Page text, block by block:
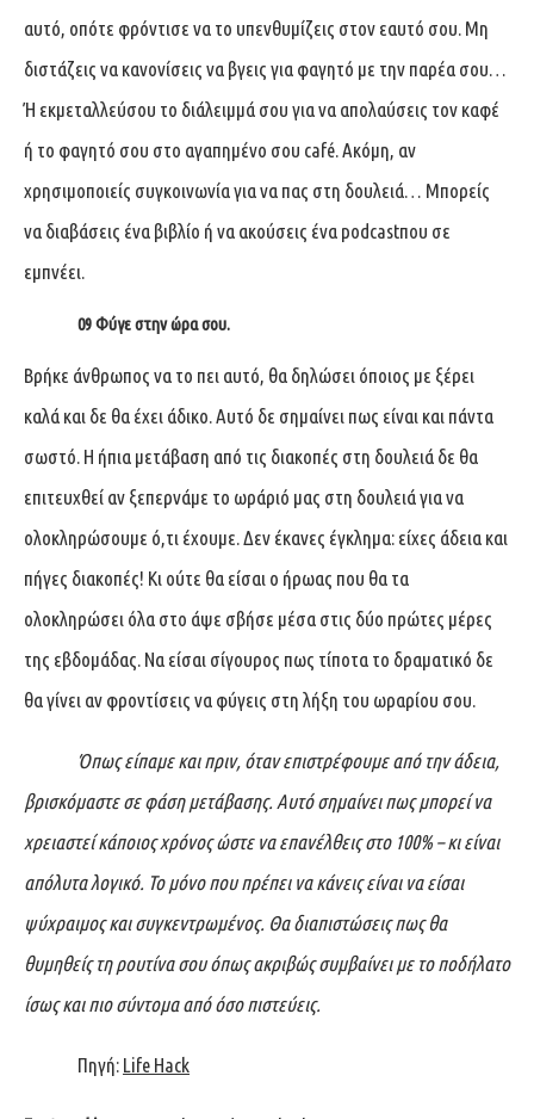
αυτό, οπότε φρόντισε να το υπενθυμίζεις στον εαυτό σου. Μη
διστάζεις να κανονίσεις να βγεις για φαγητό με την παρέα σου…
Ή εκμεταλλεύσου το διάλειμμά σου για να απολαύσεις τον καφέ
ή το φαγητό σου στο αγαπημένο σου café. Ακόμη, αν
χρησιμοποιείς συγκοινωνία για να πας στη δουλειά… Μπορείς
να διαβάσεις ένα βιβλίο ή να ακούσεις ένα podcastπου σε
εμπνέει.
09 Φύγε στην ώρα σου.
Βρήκε άνθρωπος να το πει αυτό, θα δηλώσει όποιος με ξέρει
καλά και δε θα έχει άδικο. Αυτό δε σημαίνει πως είναι και πάντα
σωστό. Η ήπια μετάβαση από τις διακοπές στη δουλειά δε θα
επιτευχθεί αν ξεπερνάμε το ωράριό μας στη δουλειά για να
ολοκληρώσουμε ό,τι έχουμε. Δεν έκανες έγκλημα: είχες άδεια και
πήγες διακοπές! Κι ούτε θα είσαι ο ήρωας που θα τα
ολοκληρώσει όλα στο άψε σβήσε μέσα στις δύο πρώτες μέρες
της εβδομάδας. Να είσαι σίγουρος πως τίποτα το δραματικό δε
θα γίνει αν φροντίσεις να φύγεις στη λήξη του ωραρίου σου.
Όπως είπαμε και πριν, όταν επιστρέφουμε από την άδεια,
βρισκόμαστε σε φάση μετάβασης. Αυτό σημαίνει πως μπορεί να
χρειαστεί κάποιος χρόνος ώστε να επανέλθεις στο 100% – κι είναι
απόλυτα λογικό. Το μόνο που πρέπει να κάνεις είναι να είσαι
ψύχραιμος και συγκεντρωμένος. Θα διαπιστώσεις πως θα
θυμηθείς τη ρουτίνα σου όπως ακριβώς συμβαίνει με το ποδήλατο
ίσως και πιο σύντομα από όσο πιστεύεις.
Πηγή: Life Hack